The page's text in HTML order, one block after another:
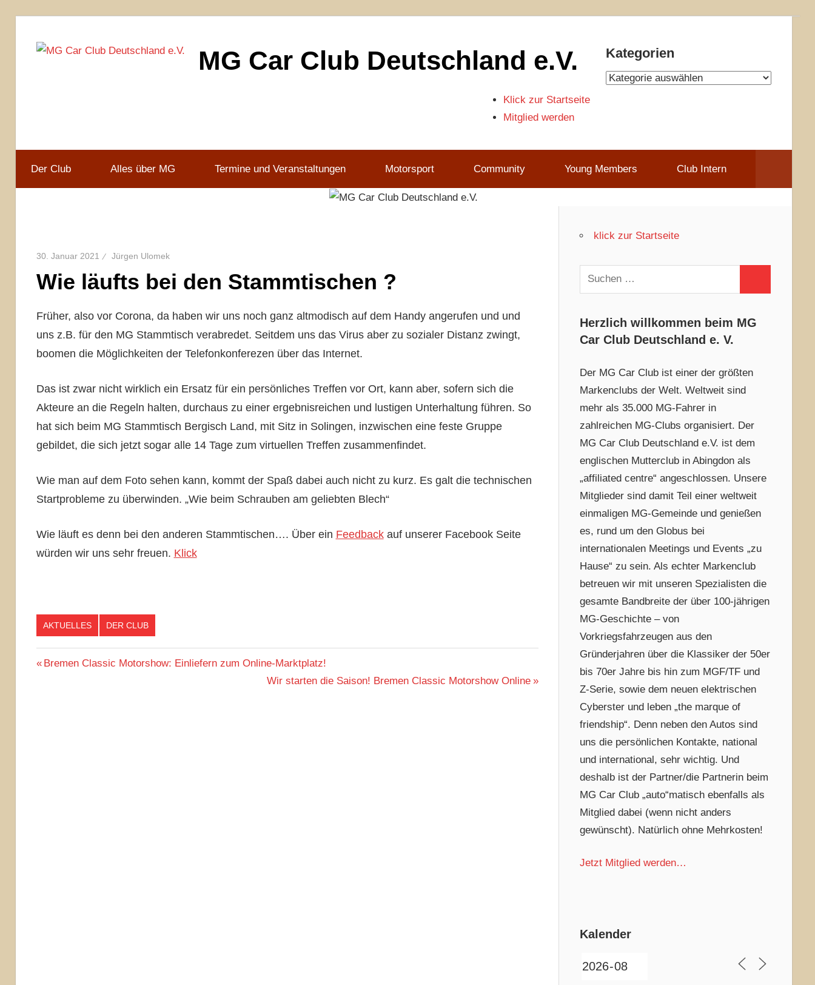
Inhalt
MG Car Club Deutschland e.V. Kategorien
Kategorien
Klick zur Startseite
Mitglied werden
Der Club Alles über MG Termine und Veranstaltungen Motorsport Community Young Members Club Intern
30. Januar 2021 Jürgen Ulomek
Wie läufts bei den Stammtischen ?
Früher, also vor Corona, da haben wir uns noch ganz altmodisch auf dem Handy angerufen und und
uns z.B. für den MG Stammtisch verabredet. Seitdem uns das Virus aber zu sozialer Distanz zwingt,
boomen die Möglichkeiten der Telefonkonferezen über das Internet.
Das ist zwar nicht wirklich ein Ersatz für ein persönliches Treffen vor Ort, kann aber, sofern sich die
Akteure an die Regeln halten, durchaus zu einer ergebnisreichen und lustigen Unterhaltung führen. So
hat sich beim MG Stammtisch Bergisch Land, mit Sitz in Solingen, inzwischen eine feste Gruppe
gebildet, die sich jetzt sogar alle 14 Tage zum virtuellen Treffen zusammenfindet.
Wie man auf dem Foto sehen kann, kommt der Spaß dabei auch nicht zu kurz. Es galt die technischen
Startprobleme zu überwinden. „Wie beim Schrauben am geliebten Blech“
Wie läuft es denn bei den anderen Stammtischen…. Über ein Feedbackauf unserer Facebook Seite
würden wir uns sehr freuen. Klick
AKTUELLES DER CLUB
Beitragsnavigation
Vorheriger
Bremen Classic Motorshow: Einliefern zum Online-Marktplatz!
Nächster
Wir starten die Saison! Bremen Classic Motorshow Online
klick zur Startseite
Suchen
nach:
Herzlich willkommen beim MG
Car Club Deutschland e. V.
Der MG Car Club ist einer der größten
Markenclubs der Welt. Weltweit sind
mehr als 35.000 MG-Fahrer in
zahlreichen MG-Clubs organisiert. Der
MG Car Club Deutschland e.V. ist dem
englischen Mutterclub in Abingdon als
„affiliated centre“ angeschlossen. Unsere
Mitglieder sind damit Teil einer weltweit
einmaligen MG-Gemeinde und genießen
es, rund um den Globus bei
internationalen Meetings und Events „zu
Hause“ zu sein. Als echter Markenclub
betreuen wir mit unseren Spezialisten die
gesamte Bandbreite der über 100-jährigen
MG-Geschichte – von
Vorkriegsfahrzeugen aus den
Gründerjahren über die Klassiker der 50er
bis 70er Jahre bis hin zum MGF/TF und
Z-Serie, sowie dem neuen elektrischen
Cyberster und leben „the marque of
friendship“. Denn neben den Autos sind
uns die persönlichen Kontakte, national
und international, sehr wichtig. Und
deshalb ist der Partner/die Partnerin beim
MG Car Club „auto“matisch ebenfalls als
Mitglied dabei (wenn nicht anders
gewünscht). Natürlich ohne Mehrkosten!
Jetzt Mitglied werden…
Kalender